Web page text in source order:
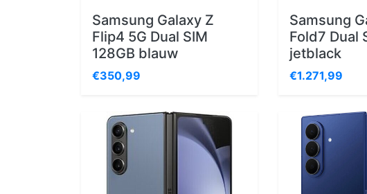
Samsung Galaxy Z
Flip4 5G Dual SIM
128GB blauw
€350,99
Samsung
Fold7 Dual
jetblack
€1.271,99